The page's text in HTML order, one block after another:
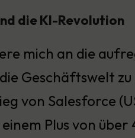
die KI-Revolution
mich an die
Geschäftswelt
von Salesforce
einem Plus von